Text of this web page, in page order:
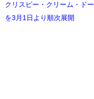
クリスピー・クリーム・ド
を3月1日より順次展開